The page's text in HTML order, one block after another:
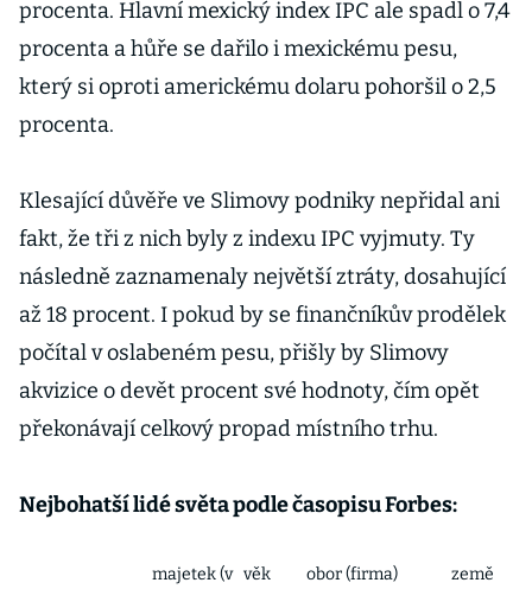
procenta. Hlavní mexický index IPC ale spadl o 7,4
procenta a hůře se dařilo i mexickému pesu,
který si oproti americkému dolaru pohoršil o 2,5
procenta.
Klesající důvěře ve Slimovy podniky nepřidal ani
fakt, že tři z nich byly z indexu IPC vyjmuty. Ty
následně zaznamenaly největší ztráty, dosahující
až 18 procent. I pokud by se finančníkův prodělek
počítal v oslabeném pesu, přišly by Slimovy
akvizice o devět procent své hodnoty, čím opět
překonávají celkový propad místního trhu.
Nejbohatší lidé světa podle časopisu Forbes:
majetek (v věk obor (firma) země